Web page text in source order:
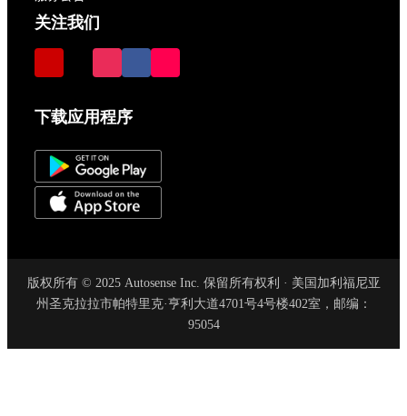
关注我们
下载应用程序
版权所有 © 2025 Autosense Inc. 保留所有权利 · 美国加利福尼亚
州圣克拉拉市帕特里克·亨利大道4701号4号楼402室，邮编：
95054